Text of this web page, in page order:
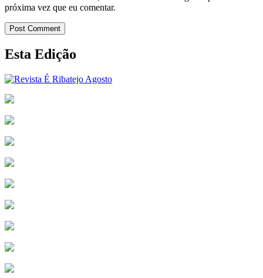
próxima vez que eu comentar.
Post Comment
Esta Edição